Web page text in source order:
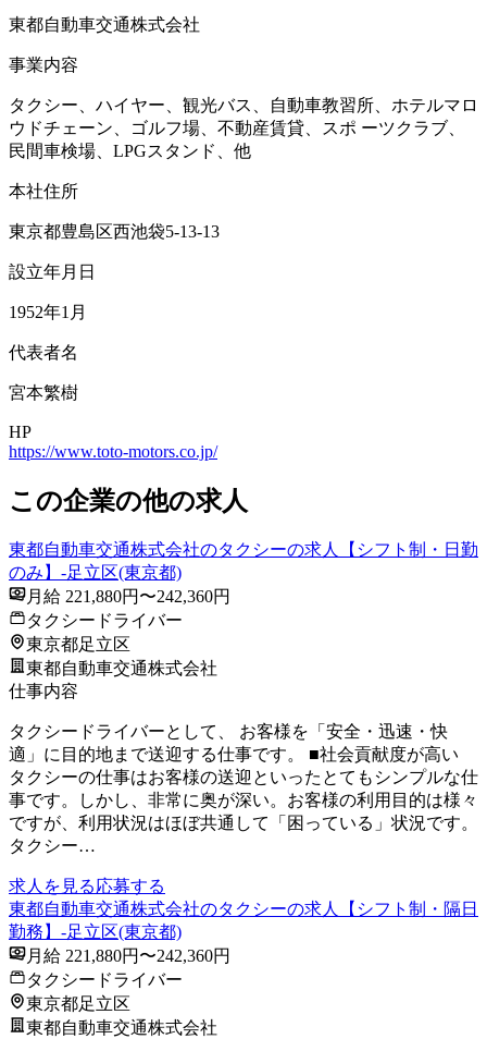
東都自動車交通株式会社
事業内容
タクシー、ハイヤー、観光バス、自動車教習所、ホテルマロ
ウドチェーン、ゴルフ場、不動産賃貸、スポ ーツクラブ、
民間車検場、LPGスタンド、他
本社住所
東京都豊島区西池袋5-13-13
設立年月日
1952年1月
代表者名
宮本繁樹
HP
https://www.toto-motors.co.jp/
この企業の他の求人
東都自動車交通株式会社のタクシーの求人【シフト制・日勤
のみ】-足立区(東京都)
月給 221,880円〜242,360円
タクシードライバー
東京都足立区
東都自動車交通株式会社
仕事内容
タクシードライバーとして、 お客様を「安全・迅速・快
適」に目的地まで送迎する仕事です。 ■社会貢献度が高い
タクシーの仕事はお客様の送迎といったとてもシンプルな仕
事です。しかし、非常に奥が深い。お客様の利用目的は様々
ですが、利用状況はほぼ共通して「困っている」状況です。
タクシー…
求人を見る応募する
東都自動車交通株式会社のタクシーの求人【シフト制・隔日
勤務】-足立区(東京都)
月給 221,880円〜242,360円
タクシードライバー
東京都足立区
東都自動車交通株式会社